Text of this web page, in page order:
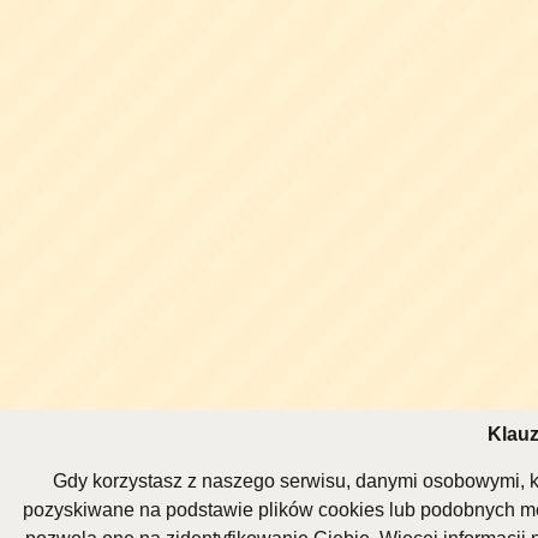
Gdy korzystasz z naszego serwisu, danymi osobowymi,
pozyskiwane na podstawie plików cookies lub podobnych